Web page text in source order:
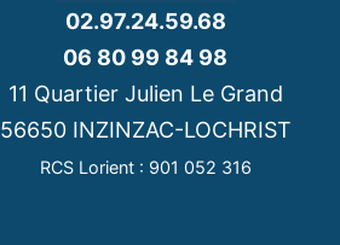
02.97.24.59.68
06 80 99 84 98
11 Quartier Julien Le Grand
56650 INZINZAC-LOCHRIST
RCS Lorient : 901 052 316